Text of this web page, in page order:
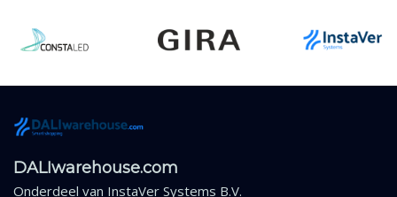
DALIwarehouse.com
Onderdeel van InstaVer Systems B.V.